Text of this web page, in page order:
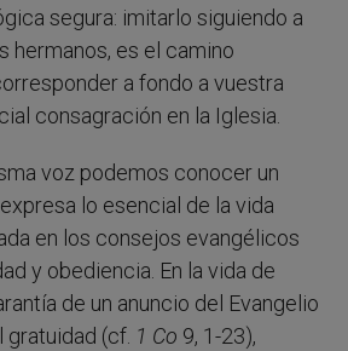
segura: imitarlo siguiendo a
hermanos, es el camino
a fondo a vuestra
consagración en la Iglesia.
voz podemos conocer un
lo esencial de la vida
en los consejos evangélicos
y obediencia. En la vida de
de un anuncio del Evangelio
gratuidad (cf. 1 Co 9, 1-23),